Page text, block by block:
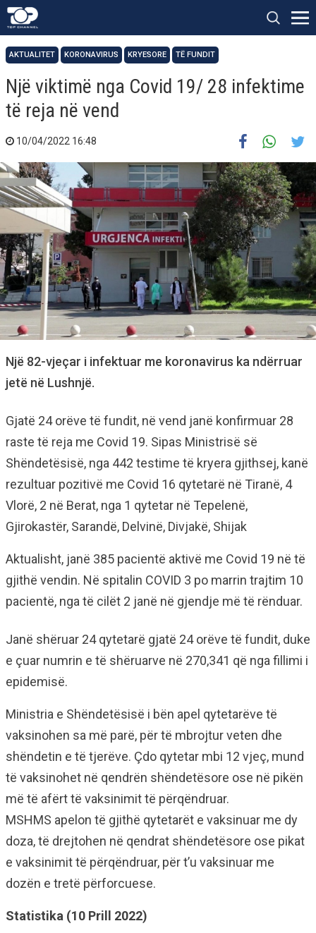
AKTUALITET KORONAVIRUS KRYESORE TË FUNDIT
Një viktimë nga Covid 19/ 28 infektime
të reja në vend
10/04/2022 16:48
Një 82-vjeçar i infektuar me koronavirus ka ndërruar
jetë në Lushnjë.
Gjatë 24 orëve të fundit, në vend janë konfirmuar 28
raste të reja me Covid 19. Sipas Ministrisë së
Shëndetësisë, nga 442 testime të kryera gjithsej, kanë
rezultuar pozitivë me Covid 16 qytetarë në Tiranë, 4
Vlorë, 2 në Berat, nga 1 qytetar në Tepelenë,
Gjirokastër, Sarandë, Delvinë, Divjakë, Shijak
Aktualisht, janë 385 pacientë aktivë me Covid 19 në të
gjithë vendin. Në spitalin COVID 3 po marrin trajtim 10
pacientë, nga të cilët 2 janë në gjendje më të rënduar.
Janë shëruar 24 qytetarë gjatë 24 orëve të fundit, duke
e çuar numrin e të shëruarve në 270,341 që nga fillimi i
epidemisë.
Ministria e Shëndetësisë i bën apel qytetarëve të
vaksinohen sa më parë, për të mbrojtur veten dhe
shëndetin e të tjerëve. Çdo qytetar mbi 12 vjeç, mund
të vaksinohet në qendrën shëndetësore ose në pikën
më të afërt të vaksinimit të përqëndruar.
MSHMS apelon të gjithë qytetarët e vaksinuar me dy
doza, të drejtohen në qendrat shëndetësore ose pikat
e vaksinimit të përqëndruar, për t’u vaksinuar me
dozën e tretë përforcuese.
Statistika (10 Prill 2022)